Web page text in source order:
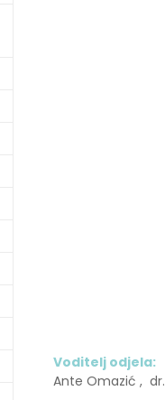
Voditelj odjela:
Ante Omazić ,